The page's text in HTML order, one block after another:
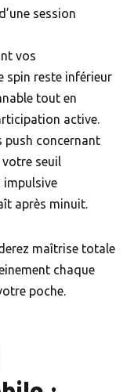
session
vos
spin reste inférieur
tout en
active.
push concernant
seuil
après minuit.
maîtrise totale
chaque
poche.